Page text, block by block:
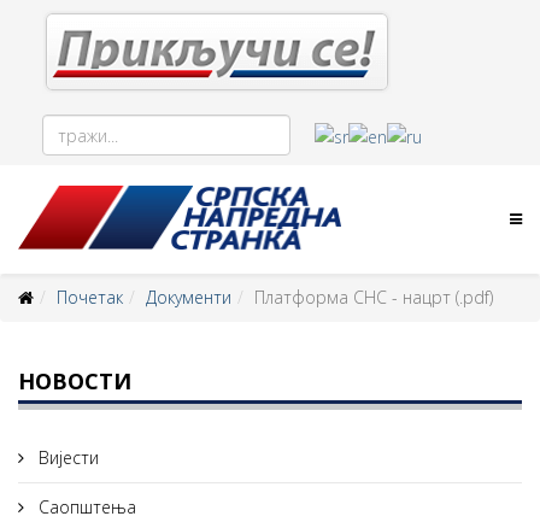
Почетак Документи Платформа СНС - нацрт (.pdf)
НОВОСТИ
Вијести
Саопштења